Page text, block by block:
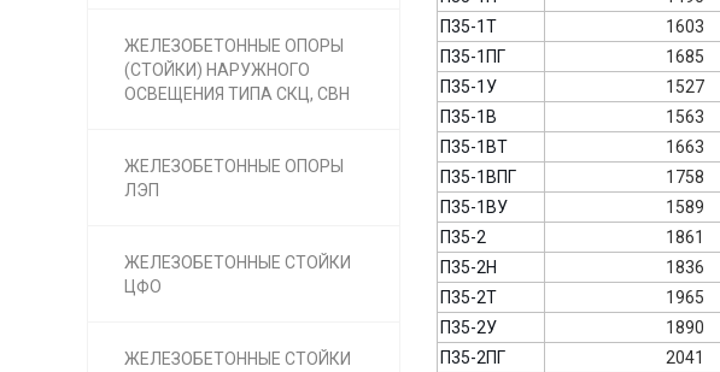
ЖЕЛЕЗОБЕТОННЫЕ ОПОРЫ
(СТОЙКИ) НАРУЖНОГО
ОСВЕЩЕНИЯ ТИПА СКЦ, СВН
ЖЕЛЕЗОБЕТОННЫЕ ОПОРЫ
ЛЭП
ЖЕЛЕЗОБЕТОННЫЕ СТОЙКИ
ЦФО
ЖЕЛЕЗОБЕТОННЫЕ СТОЙКИ
П35-1Т
1603
П35-1ПГ
1685
П35-1У
1527
П35-1В
1563
П35-1ВТ
1663
П35-1ВПГ
1758
П35-1ВУ
1589
П35-2
1861
П35-2Н
1836
П35-2Т
1965
П35-2У
1890
П35-2ПГ
2041